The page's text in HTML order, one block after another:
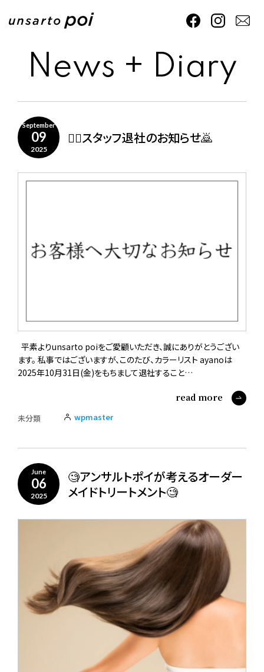
News + Diary
September
09
2025
🙇‍♀️スタッフ退社のお知らせ🙇
平素よりunsarto poiをご愛顧いただき、誠にありがとうござい
ます。 私事ではございますが、このたび、カラーリスト ayanoは
2025年10月31日(金)をもちまして退社すること…
read more
未分類 wpmaster
June
06
2025
🧐アンサルトポイが考えるオーダー
メイドトリートメント🧐